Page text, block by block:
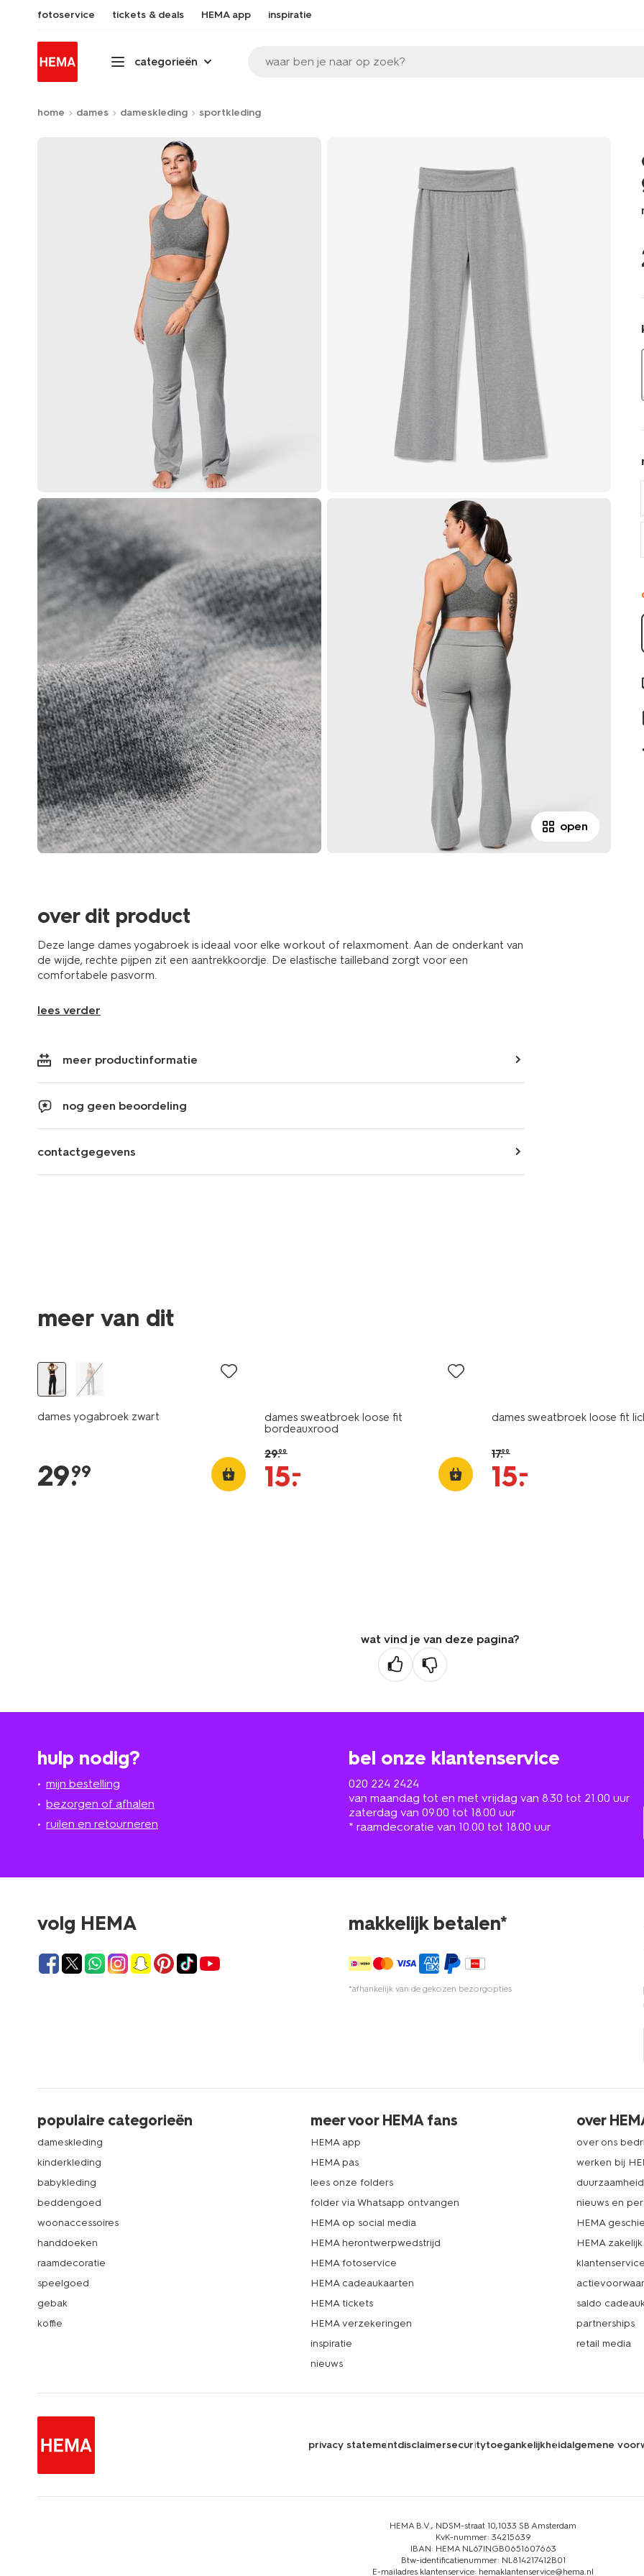
fotoservice tickets & deals HEMA app inspiratie
categorieën waar ben je naar op zoek?
home dames dameskleding sportkleding
open
over dit product
Deze lange dames yogabroek is ideaal voor elke workout of relaxmoment. Aan de onderkant van
de wijde, rechte pijpen zit een aantrekkoordje. De elastische tailleband zorgt voor een
comfortabele pasvorm.
lees verder
meer productinformatie
nog geen beoordeling
contactgegevens
meer van dit
dames yogabroek zwart
29.
99
dames sweatbroek loose fit
bordeauxrood
29.99
15.
–
dames sweatbroek loose fit
17.99
15.
–
wat vind je van deze pagina?
hulp nodig?
mijn bestelling
bezorgen of afhalen
ruilen en retourneren
bel onze klantenservice
020 224 2424
van maandag tot en met vrijdag van 8.30 tot 21.00 uur
zaterdag van 09.00 tot 18.00 uur
* raamdecoratie van 10.00 tot 18.00 uur
volg HEMA makkelijk betalen*
*afhankelijk van de gekozen bezorgopties
populaire categorieën
dameskleding
kinderkleding
babykleding
beddengoed
woonaccessoires
handdoeken
raamdecoratie
speelgoed
gebak
koffie
meer voor HEMA fans
HEMA app
HEMA pas
lees onze folders
folder via Whatsapp ontvangen
HEMA op social media
HEMA herontwerpwedstrijd
HEMA fotoservice
HEMA cadeaukaarten
HEMA tickets
HEMA verzekeringen
inspiratie
nieuws
over
over ons
werken bij
duurzaamheid
nieuws en
HEMA
HEMA zakelijk
klantenservice
saldo
partnerships
retail media
privacy statementdisclaimersecuritytoegankelijkheidalgemene
HEMA B.V., NDSM-straat 10,1033 SB Amsterdam
KvK-nummer: 34215639
IBAN: HEMA NL67INGB0651607663
Btw-identificatienummer: NL814217412B01
E-mailadres klantenservice: hemaklantenservice@hema.nl